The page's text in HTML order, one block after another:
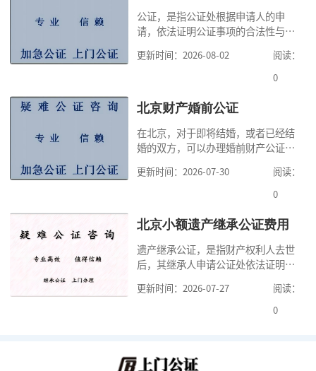
公证，是指公证处根据申请人的申
请，依法证明公证事项的合法性与真
高公证事项的效力，固定证据，但是
很多人不知道在北京办理公证需要多
家，办理公证的时候除了需要按照公
道北京公证需要什么材料,北京公证需
要多少钱？北京公
更新时间：2026-08-02
阅读：
0
北京财产婚前公证
在北京，对于即将结婚，或者已经结
婚的双方，可以办理婚前财产公证，
式，可以避免个人财产引发的纠纷，
但是，在北京办理婚前财产公证，除
料外，公证咨询告诉大家，我们有必
京婚前财产公证机构？了解这些不仅
有利于我们根
更新时间：2026-07-30
阅读：
0
北京小额遗产继承公证费用
遗产继承公证，是指财产权利人去世
后，其继承人申请公证处依法证明继
的证明活动。通过公证，继承人可以
拿着享有继承权的公证书办理遗产过
费。我们在办理继承公证的时候，需
更新时间：2026-07-27
阅读：
0